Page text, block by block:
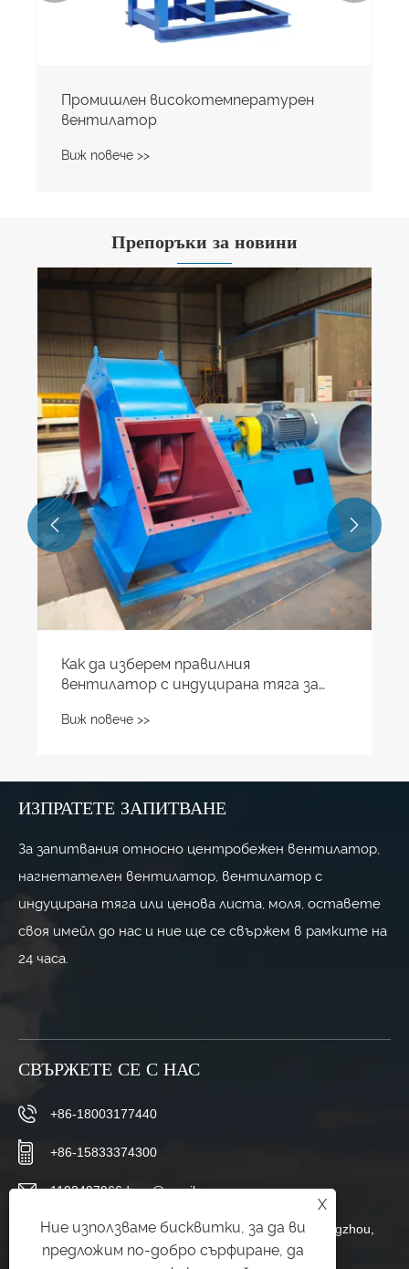
Промишлен високотемпературен
вентилатор
Виж повече >>
Препоръки за новини
Как центробежните вентилатори
тип А подобряват вентилацията в
складове и логистични центрове?
Виж повече >>
 
ИЗПРАТЕТЕ ЗАПИТВАНЕ
За запитвания относно центробежен вентилатор,
нагнетателен вентилатор, вентилатор с
индуцирана тяга или ценова листа, моля, оставете
своя имейл до нас и ние ще се свържем в рамките на
24 часа.
СВЪРЖЕТЕ СЕ С НАС
+86-18003177440
+86-15833374300
1192497966dong@gmail.com
Changboluo Village, Siying Town, Botou City, Cangzhou,
провинция Хъбей, Китай
X
Ние използваме бисквитки, за да ви
предложим по-добро сърфиране, да